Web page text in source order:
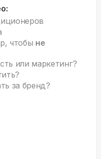
чтобы не
или маркетинг?
за бренд?